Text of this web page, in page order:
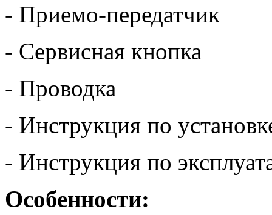
- Приемо-передатчик
- Сервисная кнопка
- Проводка
- Инструкция по
- Инструкция по
Особенности: